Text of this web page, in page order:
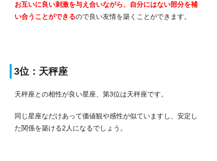
お互いに良い刺激を与え合いながら、自分にはない部分を補
い合うことができるので良い友情を築くことができます。
3位：天秤座
天秤座との相性が良い星座、第3位は天秤座です。
同じ星座なだけあって価値観や感性が似ていますし、安定し
た関係を築ける2人になるでしょう。